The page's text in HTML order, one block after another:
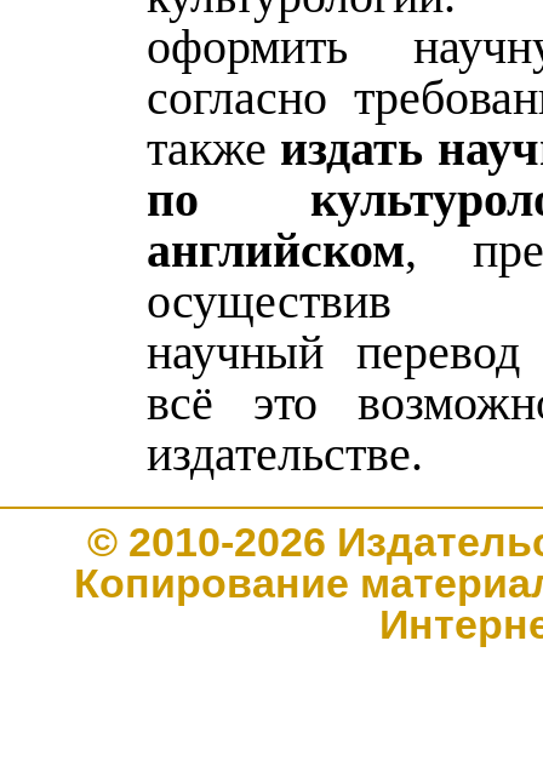
оформить
согласно
также издать
по
английском,
осуществив
научный
всё это
издательстве.
© 2010-2026
Копирование